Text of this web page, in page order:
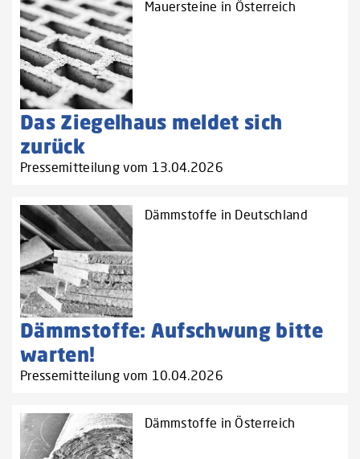
Mauersteine in Österreich
Das Ziegelhaus meldet sich
zurück
Pressemitteilung vom 13.04.2026
Dämmstoffe in Deutschland
Dämmstoffe: Aufschwung bitte
warten!
Pressemitteilung vom 10.04.2026
Dämmstoffe in Österreich